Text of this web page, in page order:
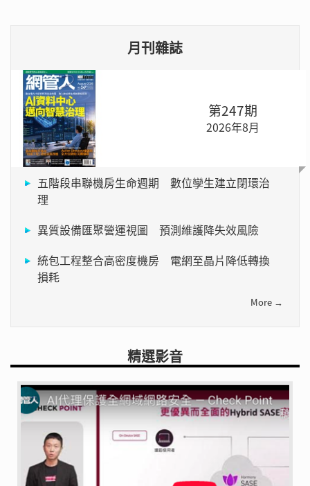
月刊雜誌
第247期
2026年8月
五階段串聯機房生命週期 數位孿生建立閉環治
理
異質設備匯聚營運視圖 預測維護降失效風險
統包工程整合高密度機房 電網至晶片降低轉換
損耗
More →
精選影音